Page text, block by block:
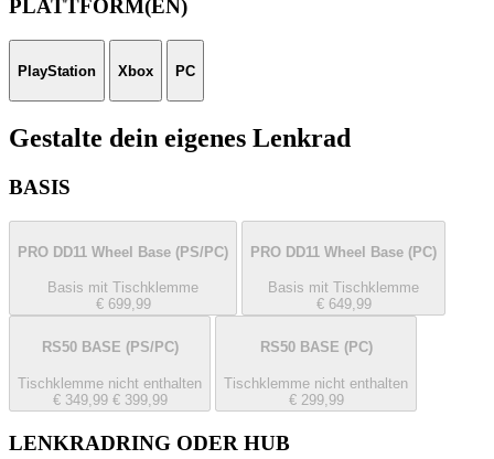
PLATTFORM(EN)
PlayStation Xbox PC
Gestalte dein eigenes Lenkrad
BASIS
PRO DD11 Wheel Base (PS/PC)
Basis mit Tischklemme
€ 699,99
PRO DD11 Wheel Base (PC)
Basis mit Tischklemme
€ 649,99
RS50 BASE (PS/PC)
Tischklemme nicht enthalten
€ 349,99 € 399,99
RS50 BASE (PC)
Tischklemme nicht enthalten
€ 299,99
LENKRADRING ODER HUB